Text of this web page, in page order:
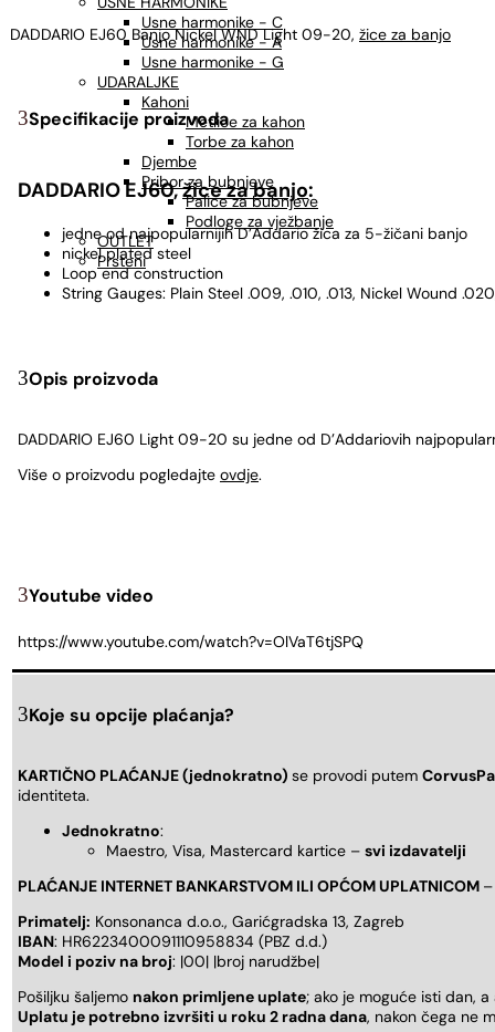
Usne harmonike - C
Usne harmonike - A
Usne harmonike - G
UDARALJKE
Kahoni
Metlice za kahon
Torbe za kahon
Djembe
Pribor za bubnjeve
Palice za bubnjeve
Podloge za vježbanje
OUTLET
Prsteni
DADDARIO EJ60 Banjo Nickel WND Light 09-20, žice za banjo
Specifikacije proizvoda
DADDARIO EJ60,žice za banjo:
jedne od najpopularnijih D’Addario žica za 5-žičani banjo
nickel plated steel
Loop end construction
String Gauges: Plain Steel .009, .010, .013, Nickel Wound
Opis proizvoda
DADDARIO EJ60 Light 09-20 su jedne od D’Addariovih
Više o proizvodu pogledajte ovdje.
Youtube video
https://www.youtube.com/watch?v=OlVaT6tjSPQ
Koje su opcije plaćanja?
KARTIČNO PLAĆANJE (jednokratno) se provodi putem
identiteta.
Jednokratno:
Maestro, Visa, Mastercard kartice – svi izdavatelji
PLAĆANJE INTERNET BANKARSTVOM ILI OPĆOM UPLATNICOM
Primatelj: Konsonanca d.o.o., Garićgradska 13, Zagreb
IBAN: HR6223400091110958834 (PBZ d.d.)
Model i poziv na broj: |00| |broj narudžbe|
Pošiljku šaljemo nakon primljene uplate; ako je moguće isti dan,
Uplatu je potrebno izvršiti u roku 2 radna dana, nakon čega ne